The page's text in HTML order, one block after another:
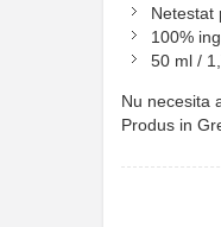
Netestat
100%
50 ml /
Nu necesita
Produs in